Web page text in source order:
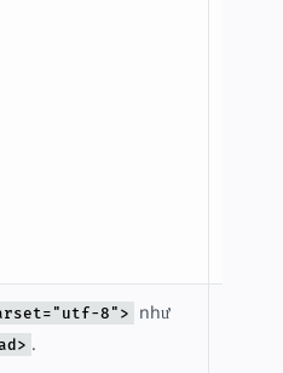
8">
như
.